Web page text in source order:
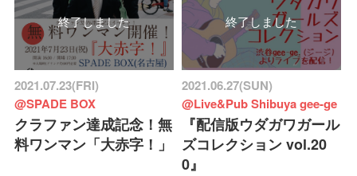
終了しました
2021.07.23(FRI)
@SPADE BOX
クラファン達成記念！無
料ワンマン「大赤字！」
終了しました
2021.06.27(SUN)
@Live&Pub Shibuya gee-ge
『配信版ウダガワガール
ズコレクション vol.20
0』